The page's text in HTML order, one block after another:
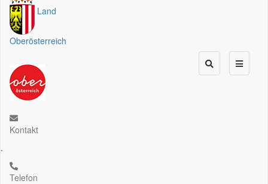
Land
Oberösterreich
Kontakt
.
Telefon